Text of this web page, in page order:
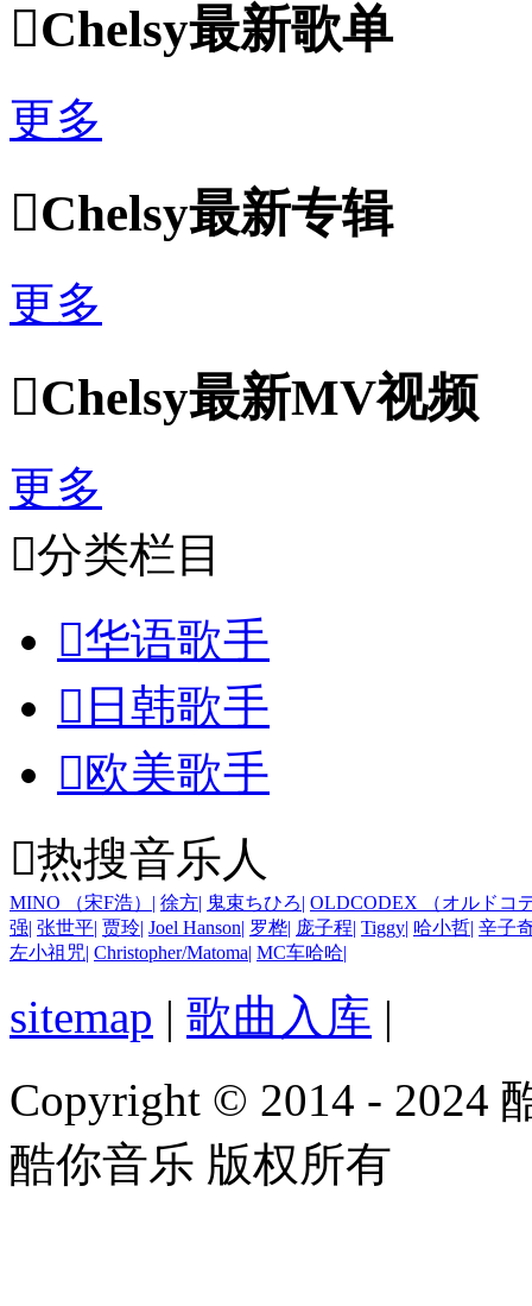
Chelsy最新歌单
更多
Chelsy最新专辑
更多
Chelsy最新MV视频
更多
分类栏目
华语歌手
 日韩歌手
欧美歌手
热搜音乐人
MINO （宋F浩） | 徐方| 鬼束ちひろ| OLDCODEX （オルドコ
强| 张世平| 贾玲| Joel Hanson| 罗桦| 庞子程| Tiggy| 哈小哲| 辛子
左小祖咒| Christopher/Matoma| MC车哈哈|
sitemap | 歌曲入库 |
Copyright © 2014 - 2024
酷你音乐 版权所有